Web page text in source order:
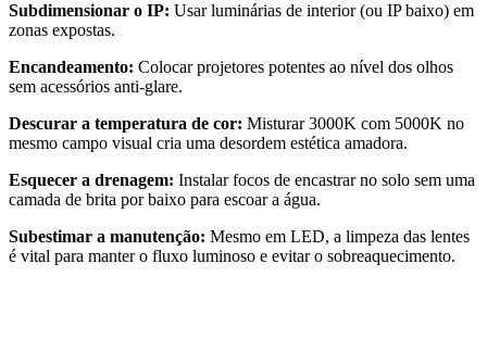
Subdimensionar o IP: Usar luminárias de interior (ou IP baixo) em
zonas expostas.
Encandeamento: Colocar projetores potentes ao nível dos olhos
sem acessórios anti-glare.
Descurar a temperatura de cor: Misturar 3000K com 5000K no
mesmo campo visual cria uma desordem estética amadora.
Esquecer a drenagem: Instalar focos de encastrar no solo sem uma
camada de brita por baixo para escoar a água.
Subestimar a manutenção: Mesmo em LED, a limpeza das lentes
é vital para manter o fluxo luminoso e evitar o sobreaquecimento.